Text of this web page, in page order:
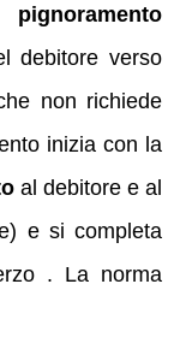
pignoramento
debitore verso
non richiede
inizia con la
al debitore e al
e si completa
. La norma